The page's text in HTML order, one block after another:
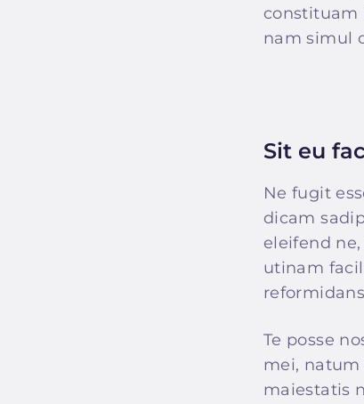
constituam
nam simul
Sit eu
Ne fugit
dicam
eleifend
utinam
Te posse
mei,
maiestatis